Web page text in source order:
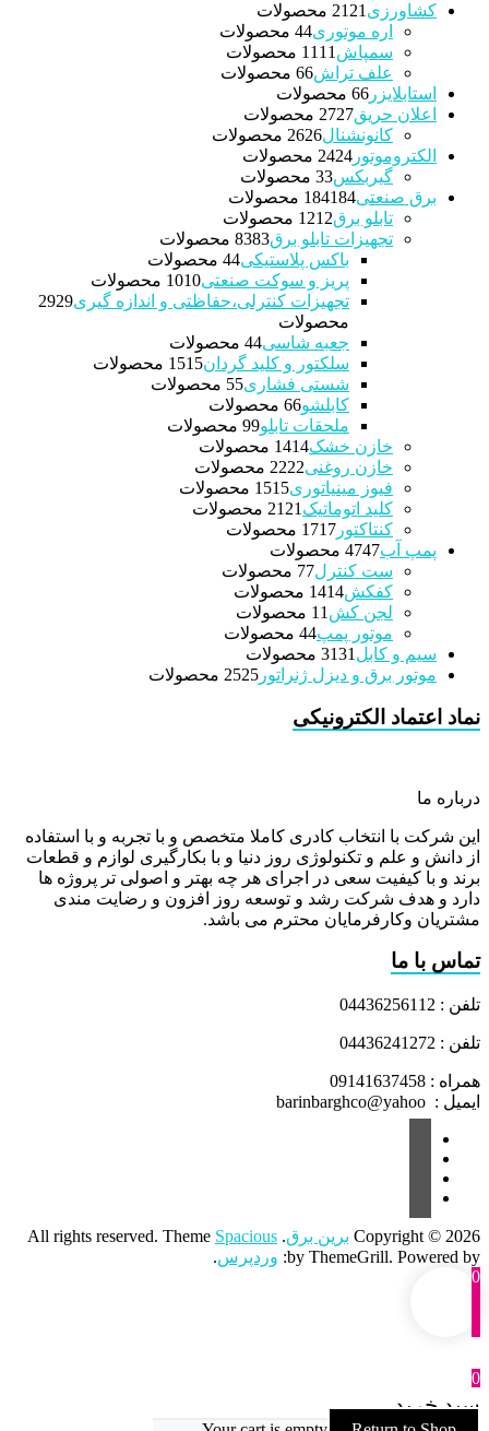
کشاورزی 21 21 محصولات
اره موتوری 44 محصولات
سمپاش
11 11 محصولات
علف تراش 66 محصولات
استابلایزر
66 محصولات
اعلان حریق
2727 محصولات
کانونشنال
2626 محصولات
الکتروموتور
2424 محصولات
گیربکس 33 محصولات
برق صنعتی
184184 محصولات
تابلو برق
1212 محصولات
تجهیزات تابلو برق
8383 محصولات
باکس پلاستیکی 44 محصولات
پریز و سوکت صنعتی
1010 محصولات
تجهیزات کنترلی،حفاظتی و اندازه گیری
2929
محصولات
جعبه شاسی 44 محصولات
سلکتور و کلید گردان
1515 محصولات
شستی فشاری 55 محصولات
کابلشو 66 محصولات
ملحقات تابلو 99 محصولات
خازن خشک
1414 محصولات
خازن روغنی
2222 محصولات
فیوز مینیاتوری
1515 محصولات
کلید اتوماتیک
21 21 محصولات
کنتاکتور
1717 محصولات
پمپ آب
4747 محصولات
ست کنترل 77 محصولات
کفکش
1414 محصولات
لجن کش
1 1 محصولات
موتور پمپ 44 محصولات
سیم و کابل
3131 محصولات
موتور برق و دیزل ژنراتور
2525 محصولات
نماد اعتماد الکترونیکی
درباره ما
این شرکت با انتخاب کادری کاملا متخصص و با تجربه و با استفاده
از دانش و علم و تکنولوژی روز دنیا و با بکارگیری لوازم و قطعات
برند و با کیفیت سعی در اجرای هر چه بهتر و اصولی تر پروژه ها
دارد و هدف شرکت رشد و توسعه روز افزون و رضایت مندی
مشتریان وکارفرمایان محترم می باشد.
تماس با ما
تلفن : 04436256112
تلفن : 04436241272
همراه : 09141637458
ایمیل : barinbarghco@yahoo
Copyright © 2026 برین برق. All rights reserved. Theme
Spacious
by ThemeGrill. Powered by: وردپرس.
0
0
سبد خرید